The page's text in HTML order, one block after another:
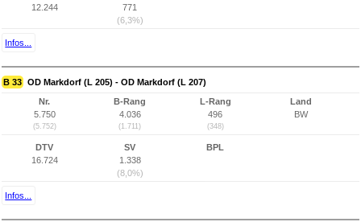
12.244
771
(6,3%)
Infos...
B 33 OD Markdorf (L 205) - OD Markdorf (L 207)
Nr.
5.750
(5.752)
B-Rang
4.036
(1.711)
L-Rang
496
(348)
Land
BW
DTV
16.724
SV
1.338
(8,0%)
BPL
Infos...